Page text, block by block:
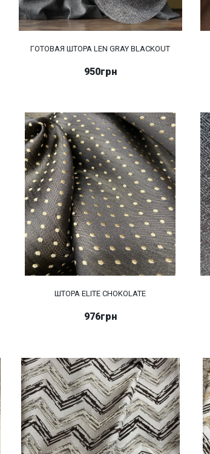
ГОТОВАЯ ШТОРА LEN GRAY BLACKOUT
950грн
ШТОРА ELITE CHOKOLATE
976грн